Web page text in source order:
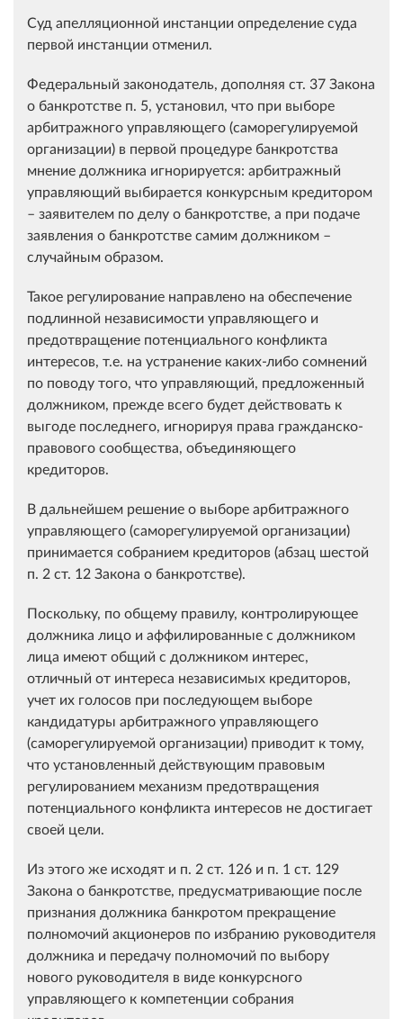
Суд апелляционной инстанции определение суда
первой инстанции отменил.
Федеральный законодатель, дополняя ст. 37 Закона
о банкротстве п. 5, установил, что при выборе
арбитражного управляющего (саморегулируемой
организации) в первой процедуре банкротства
мнение должника игнорируется: арбитражный
управляющий выбирается конкурсным кредитором
– заявителем по делу о банкротстве, а при подаче
заявления о банкротстве самим должником –
случайным образом.
Такое регулирование направлено на обеспечение
подлинной независимости управляющего и
предотвращение потенциального конфликта
интересов, т.е. на устранение каких-либо сомнений
по поводу того, что управляющий, предложенный
должником, прежде всего будет действовать к
выгоде последнего, игнорируя права гражданско-
правового сообщества, объединяющего
кредиторов.
В дальнейшем решение о выборе арбитражного
управляющего (саморегулируемой организации)
принимается собранием кредиторов (абзац шестой
п. 2 ст. 12 Закона о банкротстве).
Поскольку, по общему правилу, контролирующее
должника лицо и аффилированные с должником
лица имеют общий с должником интерес,
отличный от интереса независимых кредиторов,
учет их голосов при последующем выборе
кандидатуры арбитражного управляющего
(саморегулируемой организации) приводит к тому,
что установленный действующим правовым
регулированием механизм предотвращения
потенциального конфликта интересов не достигает
своей цели.
Из этого же исходят и п. 2 ст. 126 и п. 1 ст. 129
Закона о банкротстве, предусматривающие после
признания должника банкротом прекращение
полномочий акционеров по избранию руководителя
должника и передачу полномочий по выбору
нового руководителя в виде конкурсного
управляющего к компетенции собрания